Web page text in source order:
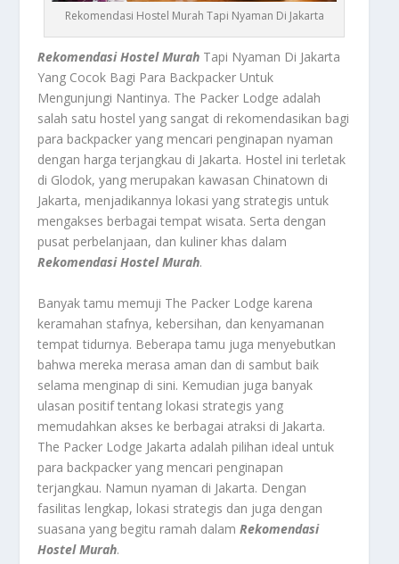
Rekomendasi Hostel Murah Tapi Nyaman Di Jakarta
Rekomendasi Hostel Murah Tapi Nyaman Di Jakarta
Yang Cocok Bagi Para Backpacker Untuk
Mengunjungi Nantinya. The Packer Lodge adalah
salah satu hostel yang sangat di rekomendasikan bagi
para backpacker yang mencari penginapan nyaman
dengan harga terjangkau di Jakarta. Hostel ini terletak
di Glodok, yang merupakan kawasan Chinatown di
Jakarta, menjadikannya lokasi yang strategis untuk
mengakses berbagai tempat wisata. Serta dengan
pusat perbelanjaan, dan kuliner khas dalam
Rekomendasi Hostel Murah.
Banyak tamu memuji The Packer Lodge karena
keramahan stafnya, kebersihan, dan kenyamanan
tempat tidurnya. Beberapa tamu juga menyebutkan
bahwa mereka merasa aman dan di sambut baik
selama menginap di sini. Kemudian juga banyak
ulasan positif tentang lokasi strategis yang
memudahkan akses ke berbagai atraksi di Jakarta.
The Packer Lodge Jakarta adalah pilihan ideal untuk
para backpacker yang mencari penginapan
terjangkau. Namun nyaman di Jakarta. Dengan
fasilitas lengkap, lokasi strategis dan juga dengan
suasana yang begitu ramah dalamRekomendasi
Hostel Murah.